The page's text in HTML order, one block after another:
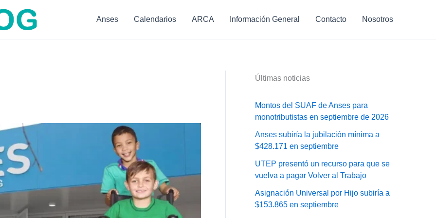
Anses Calendarios ARCA Información General Contacto Nosotros
Últimas noticias
Montos del SUAF de Anses para
monotributistas en septiembre de 2026
Anses subiría la jubilación mínima a
$428.171 en septiembre
UTEP presentó un recurso para que se
vuelva a pagar Volver al Trabajo
Asignación Universal por Hijo subiría a
$153.865 en septiembre